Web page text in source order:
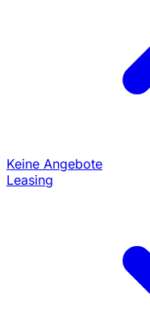
Keine Angebote
Leasing